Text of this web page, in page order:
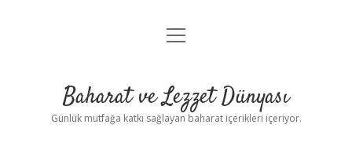
Anasayfa
Yasal Uyarı
menüyü
Baharat ve Lezzet Dünyası
Günlük mutfağa katkı sağlayan baharat içerikleri içeriyor.